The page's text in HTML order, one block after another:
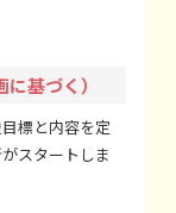
基づく）
標と内容を定
スタートしま